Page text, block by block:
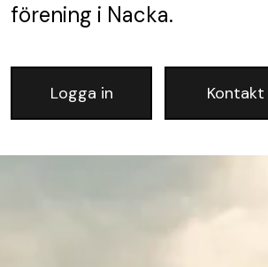
förening i Nacka.
Logga in Kontakt